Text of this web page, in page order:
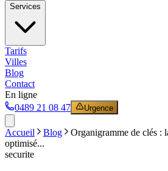
Services
Tarifs
Villes
Blog
Contact
En ligne
0489 21 08 47
Urgence
Accueil Blog
Organigramme de clés :
optimisé...
securite